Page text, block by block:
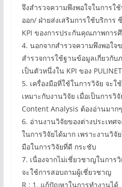
จึงสำรวจความพึงพอใจในการ
ออก/ ฝ่ายส่งเสริมการใช้บริกา
KPI ของการประกันคุณภาพการ
4. นอกจากสำรวจความพึงพอใจ
สำรวจการใช้ฐานข้อมูลเกี่ยวกั
เป็นตัวหนึ่งใน KPI ของ PULINET
5. เครื่องมือที่ใช้ในการวิจัย จะใ
เหมาะกับงานวิจัย เมื่อเป็นการ
Content Analysis ต้องอ่านมาก
6. อ่านงานวิจัยของต่างประเทศ
ในการวิจัยได้มาก เพราะงานวิจั
มือในการวิจัยที่ดี กระชับ
7. เนื่องจากไม่เชี่ยวชาญในการ
จะใช้การสอบถามผู้เชี่ยวชาญ
R : 1. แก้ปัญหาในการทำงานได้